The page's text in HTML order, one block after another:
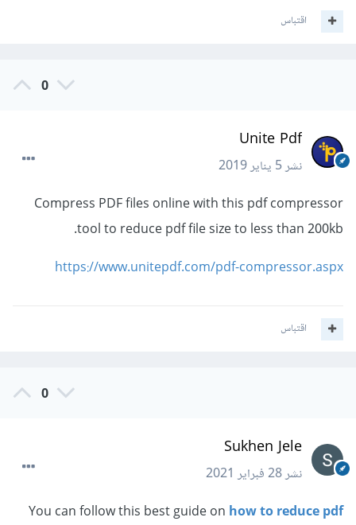
اقتباس
0
Unite Pdf
نشر5 يناير 2019
Compress PDF files online with this pdf compressor
tool to reduce pdf file size to less than 200kb.
https://www.unitepdf.com/pdf-compressor.aspx
اقتباس
0
Sukhen Jele
نشر28 فبراير 2021
You can follow this best guide onhow to reduce pdf